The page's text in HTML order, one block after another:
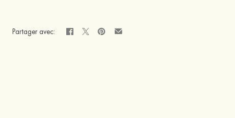
Partager avec: